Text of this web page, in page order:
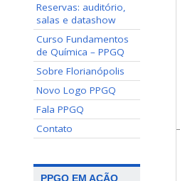
Reservas: auditório,
salas e datashow
Curso Fundamentos
de Química – PPGQ
Sobre Florianópolis
Novo Logo PPGQ
Fala PPGQ
Contato
PPGQ EM AÇÃO